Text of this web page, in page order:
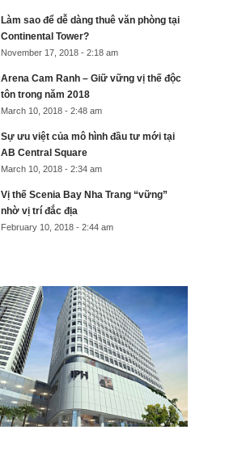
Làm sao để dễ dàng thuê văn phòng tại
Continental Tower?
November 17, 2018 - 2:18 am
Arena Cam Ranh – Giữ vững vị thế độc
tôn trong năm 2018
March 10, 2018 - 2:48 am
Sự ưu việt của mô hình đầu tư mới tại
AB Central Square
March 10, 2018 - 2:34 am
Vị thế Scenia Bay Nha Trang “vững”
nhờ vị trí đắc địa
February 10, 2018 - 2:44 am